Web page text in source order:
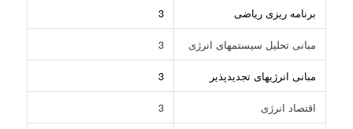
برنامه ریزی ریاضی 3
مبانی تحلیل سیستمهای انرژی 3
مبانی انرژیهای تجدیدپذیر 3
اقتصاد انرژی 3